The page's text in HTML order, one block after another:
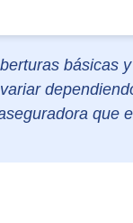
básicas
que